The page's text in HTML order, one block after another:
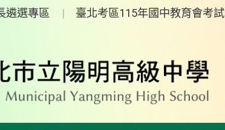
遴選專區 臺北考區115年國中教育會考